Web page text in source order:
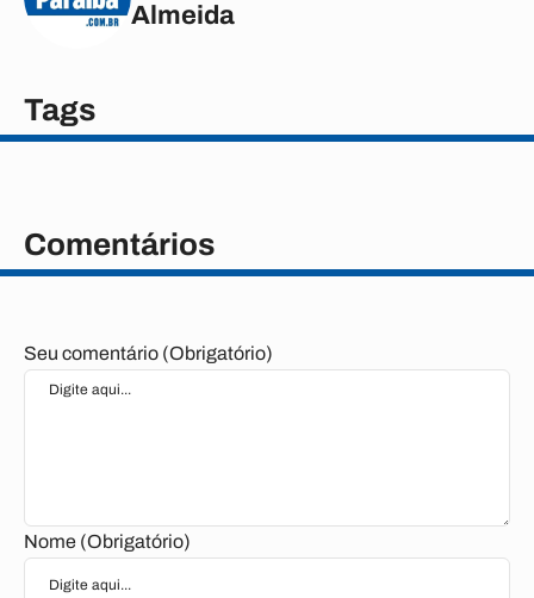
Almeida
Tags
Comentários
Seu comentário (Obrigatório)
Nome (Obrigatório)